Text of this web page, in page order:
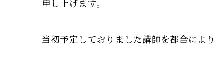
当初予定しておりました講師を都合によ